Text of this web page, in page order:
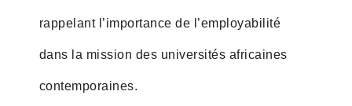
rappelant l’importance de l’employabilité
dans la mission des universités africaines
contemporaines.